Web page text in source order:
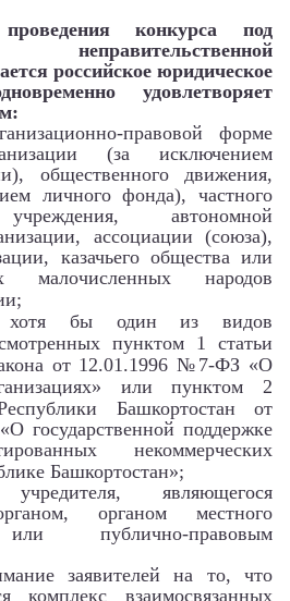
конкурса под
неправительственной
российское юридическое
удовлетворяет
правовой форме
(за исключением
общественного движения,
личного фонда), частного
автономной
ассоциации (союза),
казачьего общества или
малочисленных народов
хотя бы один из видов
пунктом 1 статьи
от 12.01.1996 №7-ФЗ «О
или пунктом 2
Башкортостан
от
государственной поддержке
некоммерческих
Башкортостан»;
являющегося
органом местного
или публично-правовым
заявителей на то, что
комплекс взаимосвязанных